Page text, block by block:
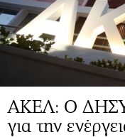
ΑΚΕΛ: Ο ΔΗΣΥ
για την